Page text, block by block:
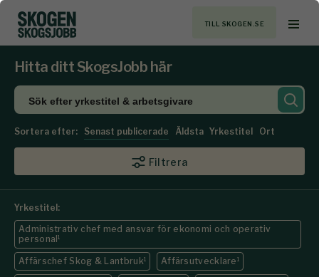
TILL SKOGEN.SE
Hitta ditt SkogsJobb här
Sortera efter: Senast publicerade Äldsta Yrkestitel Ort
Filtrera
Yrkestitel:
Administrativ chef med ansvar för ekonomi och operativ
personal1
Affärschef Skog & Lantbruk1 Affärsutvecklare 1